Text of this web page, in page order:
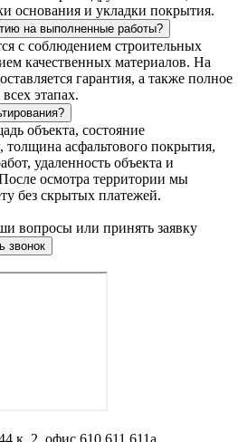
основания и укладки покрытия.
на выполненные работы?
с соблюдением строительных
качественных материалов. На
гарантия, а также полное
этапах.
объекта, состояние
асфальтового покрытия,
удаленность объекта и
осмотра территории мы
без скрытых платежей.
вопросы или принять заявку
звонок